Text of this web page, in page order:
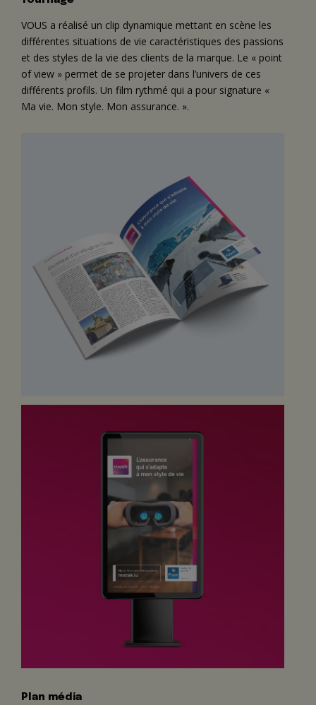
Naming
Travail de naming pour apporter une identité forte, tout
en restant dans l’univers Foyer. « mozaïk » est retenu,
avec une orthographe volontairement détournée pour
être plus multilingue et original.
fort et spécifique permettant de le différencier des autres
assurances. La corporate identity fait le lien entre un
positionnement corporate existant lié à la marque Foyer
et un nouveau produit assorti aux autres mais disposant
d’une très forte identité propre.
Campagne
La campagne invite le public à oublier tout ce qu’il connaît
des assurances pour découvrir mozaïk « l’assurance qui
s’adapte à votre style de vie ».
VOUS a réalisé un clip dynamique mettant en scène les
différentes situations de vie caractéristiques des passions
et des styles de la vie des clients de la marque. Le « point
of view » permet de se projeter dans l’univers de ces
différents profils. Un film rythmé qui a pour signature «
Ma vie. Mon style. Mon assurance. ».
Plan média